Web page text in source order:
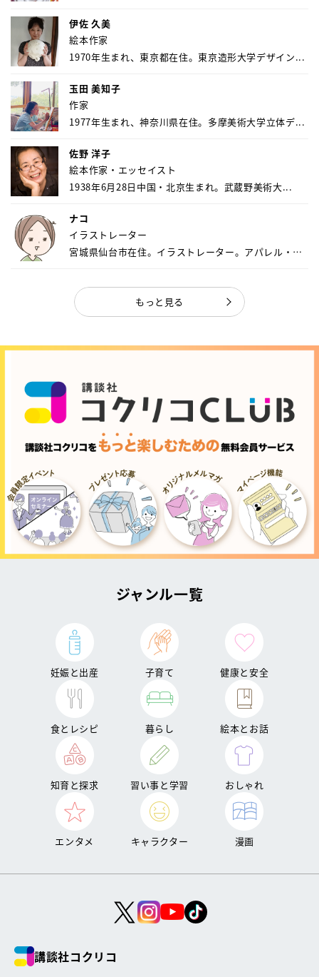
伊佐 久美
絵本作家
1970年生まれ、東京都在住。東京造形大学デザイン...
玉田 美知子
作家
1977年生まれ、神奈川県在住。多摩美術大学立体デ...
佐野 洋子
絵本作家・エッセイスト
1938年6月28日中国・北京生まれ。武蔵野美術大...
ナコ
イラストレーター
宮城県仙台市在住。イラストレーター。アパレル・キ
もっと見る
ジャンル一覧
妊娠と出産 子育て 健康と安全
食とレシピ 暮らし 絵本とお話
知育と探求 習い事と学習 おしゃれ
エンタメ キャラクター 漫画
講談社コクリコ